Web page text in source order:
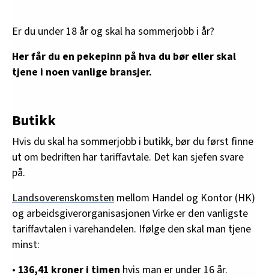
Er du under 18 år og skal ha sommerjobb i år?
Her får du en pekepinn på hva du bør eller skal
tjene i noen vanlige bransjer.
Butikk
Hvis du skal ha sommerjobb i butikk, bør du først finne
ut om bedriften har tariffavtale. Det kan sjefen svare
på.
Landsoverenskomsten mellom Handel og Kontor (HK)
og arbeidsgiverorganisasjonen Virke er den vanligste
tariffavtalen i varehandelen. Ifølge den skal man tjene
minst:
• 136,41 kroner i timen hvis man er under 16 år.